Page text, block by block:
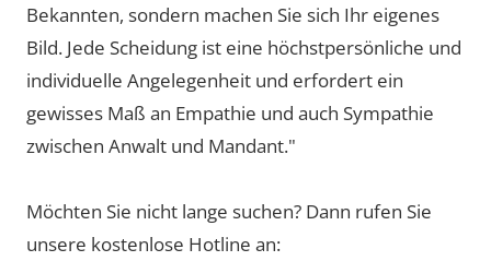
Bekannten, sondern machen Sie sich Ihr eigenes
Bild. Jede Scheidung ist eine höchstpersönliche und
individuelle Angelegenheit und erfordert ein
gewisses Maß an Empathie und auch Sympathie
zwischen Anwalt und Mandant."
Möchten Sie nicht lange suchen? Dann rufen Sie
unsere kostenlose Hotline an: